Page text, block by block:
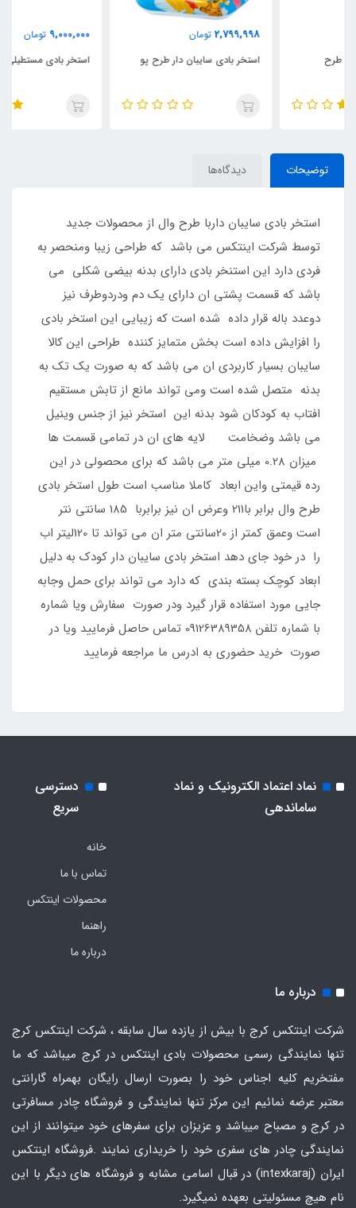
تومان
استخر بادی سایبان دار طرح پو
استخر بادی مستطیلی طرح ماشین
توضیحات دیدگاه‌ها
استخر بادی سایبان داربا طرح وال از محصولات جدید
توسط شرکت اینتکس می باشد که طراحی زیبا ومنحصر به
فردی دارد این استنخر بادی دارای بدنه بیضی شکلی می
باشد که قسمت پشتی ان دارای یک دم ودردوطرف نیز
دوعدد باله قرار داده شده است که زیبایی این استخر بادی
را افزایش داده است بخش متمایز کننده طراحی این کالا
سایبان بسیار کاربردی ان می باشد که به صورت یک تک به
بدنه متصل شده است ومی تواند مانع از تابش مستقیم
افتاب به کودکان شود بدنه این استخر نیز از جنس وینیل
می باشد وضخامت لایه های ان در تمامی قسمت ها
میزان 0.28 میلی متر می باشد که برای محصولی در این
رده قیمتی واین ابعاد کاملا مناسب است طول استخر بادی
طرح وال برابر با211 وعرض ان نیز برابربا 185 سانتی نتر
است وعمق کمتر از 20سانتی متر ان می تواند تا 120لیتر اب
را در خود جای دهد استخر بادی سایبان دار کودک به دلیل
ابعاد کوچک بسته بندی که دارد می تواند برای حمل وجابه
جایی مورد استفاده قرار گیرد ودر صورت سفارش ویا شماره
با شماره تلفن 09126389358 تماس حاصل فرمایید ویا در
صورت خرید حضوری به ادرس ما مراجعه فرمایید
نماد اعتماد الکترونیک و نماد
ساماندهی
دسترسی
سریع
خانه
تماس با ما
محصولات اینتکس
راهنما
درباره ما
درباره ما
شرکت اینتکس کرج با بیش از یازده سال سابقه ، شرکت اینتکس کرج
تنها نمایندگی رسمی محصولات بادی اینتکس در کرج میباشد که ما
مفتخریم کلیه اجناس خود را بصورت ارسال رایگان بهمراه گارانتی
معتبر عرضه نمائیم این مرکز تنها نمایندگی و فروشگاه چادر مسافرتی
در کرج و مصباح میباشد و عزیزان برای سفرهای خود میتوانند از این
نمایندگی چادر های سفری خود را خریداری نمایند .فروشگاه اینتکس
ایران
(intexkaraj) در قبال اسامی مشابه و فروشگاه های دیگر با این
نام هیچ مسئولیتی بعهده نمیگیرد.